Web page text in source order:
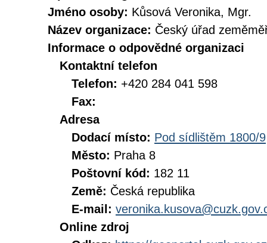
Jméno osoby: Kůsová Veronika, Mgr.
Název organizace: Český úřad
Informace o odpovědné organizaci
Kontaktní telefon
Telefon: +420 284 041 598
Fax:
Adresa
Dodací místo: Pod sídlištěm 1800/9
Město: Praha 8
Poštovní kód: 182 11
Země: Česká republika
E-mail:
Online zdroj